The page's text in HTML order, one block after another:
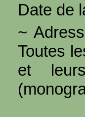
Date de
~
Toutes
et